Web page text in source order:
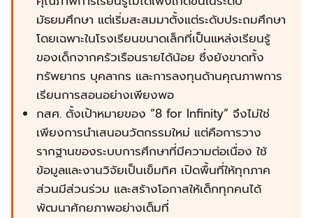
มัธยมศึกษา แต่เริ่มสะสมมาตั้งแต่ระดับประถมศึกษา
โดยเฉพาะในโรงเรียนขนาดเล็กที่เป็นแหล่งเรียนรู้
ของเด็กจากครัวเรือนรายได้น้อย ซึ่งยังขาดทั้ง
ทรัพยากร บุคลากร และการลงทุนด้านคุณภาพการ
เรียนการสอนอย่างเพียงพอ
กสศ. ตั้งเป้าหมายของ “8 for Infinity” จึงไม่ใช่
เพียงการนำเสนอนวัตกรรมใหม่ แต่คือการวาง
รากฐานของระบบการศึกษาที่มีความต่อเนื่อง ใช้
ข้อมูลและงานวิจัยเป็นเข็มทิศ เปิดพื้นที่ให้ทุกภาค
ส่วนมีส่วนร่วม และสร้างโอกาสให้เด็กทุกคนได้
พัฒนาศักยภาพอย่างเต็มที่